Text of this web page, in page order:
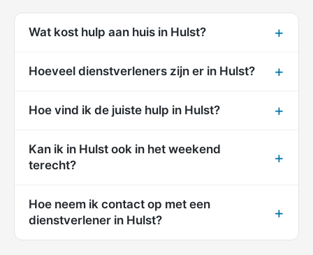
Wat kost hulp aan huis in Hulst?
Hoeveel dienstverleners zijn er in Hulst?
Hoe vind ik de juiste hulp in Hulst?
Kan ik in Hulst ook in het weekend
terecht?
Hoe neem ik contact op met een
dienstverlener in Hulst?